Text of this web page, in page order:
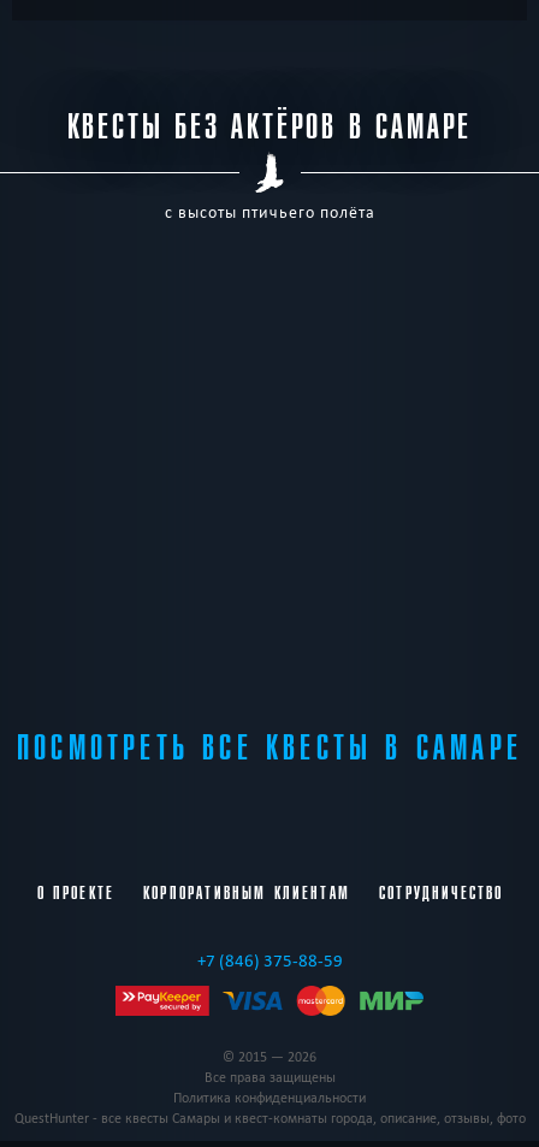
КВЕСТЫ БЕЗ АКТЁРОВ В САМАРЕ
с высоты птичьего полёта
ПОСМОТРЕТЬ ВСЕ КВЕСТЫ В САМАРЕ
О ПРОЕКТЕ КОРПОРАТИВНЫМ КЛИЕНТАМ СОТРУДНИЧЕСТВО
+7 (846) 375-88-59
© 2015 — 2026
Все права защищены
Политика конфиденциальности
QuestHunter - все квесты Самары и квест-комнаты города, описание, отзывы, фото